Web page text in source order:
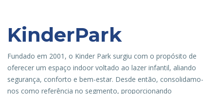
KinderPark
Fundado em 2001, o Kinder Park surgiu com o propósito de
oferecer um espaço indoor voltado ao lazer infantil, aliando
segurança, conforto e bem-estar. Desde então, consolidamo-
nos como referência no segmento, proporcionando